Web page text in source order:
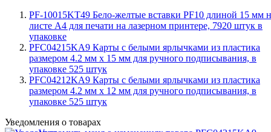
PF-10015KT49 Бело-желтые вставки PF10 длиной 15 мм
листе А4 для печати на лазерном принтере, 7920 штук в
упаковке
PFC04215KA9 Карты с белыми ярлычками из пластика
размером 4.2 мм x 15 мм для ручного подписывания, в
упаковке 525 штук
PFC04212KA9 Карты с белыми ярлычками из пластика
размером 4.2 мм x 12 мм для ручного подписывания, в
упаковке 525 штук
Уведомления о товарах